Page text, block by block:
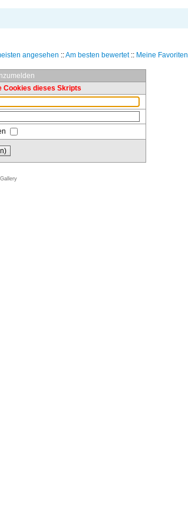
angesehen ::Am besten bewertet:: Meine Favoriten
Cookies dieses Skripts